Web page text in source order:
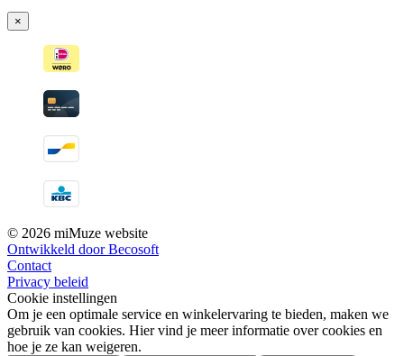
×
© 2026 miMuze website
Ontwikkeld door Becosoft
Contact
Privacy beleid
Cookie instellingen
Om je een optimale service en winkelervaring te bieden, maken we
gebruik van cookies. Hier vind je meer informatie over cookies en
hoe je ze kan weigeren.